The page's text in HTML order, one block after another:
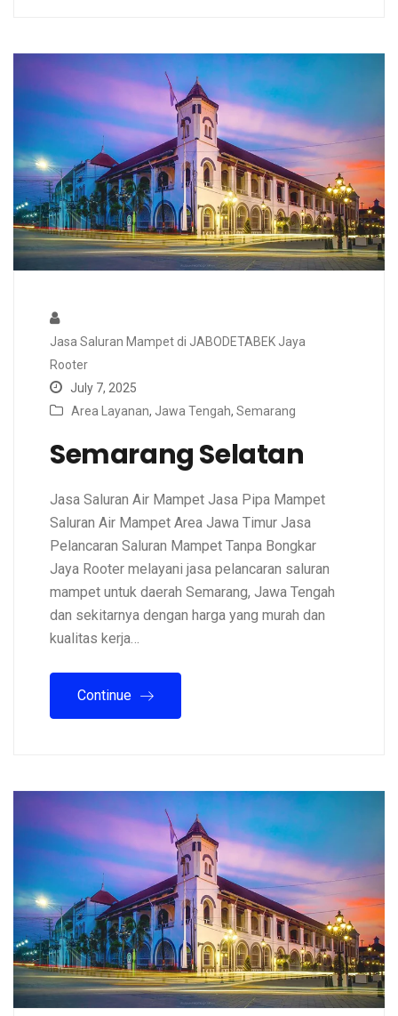
Jasa Saluran Mampet di JABODETABEK Jaya
Rooter
July 7, 2025
Area Layanan, Jawa Tengah, Semarang
Semarang Selatan
Jasa Saluran Air Mampet Jasa Pipa Mampet
Saluran Air Mampet Area Jawa Timur Jasa
Pelancaran Saluran Mampet Tanpa Bongkar
Jaya Rooter melayani jasa pelancaran saluran
mampet untuk daerah Semarang, Jawa Tengah
dan sekitarnya dengan harga yang murah dan
kualitas kerja…
Continue